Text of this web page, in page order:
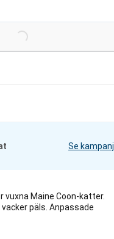
Se kampanj
vuxna Maine Coon-katter.
päls. Anpassade